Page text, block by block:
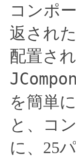
コンポ
返され
配置され
を簡単
と、コ
に、25